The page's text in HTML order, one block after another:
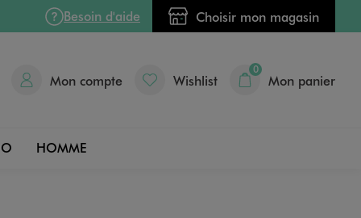
Besoin d'aide Choisir mon magasin
Mon compte Wishlist
0
Mon panier
HOMME